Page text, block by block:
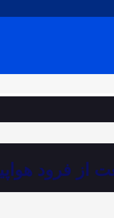
از فرود